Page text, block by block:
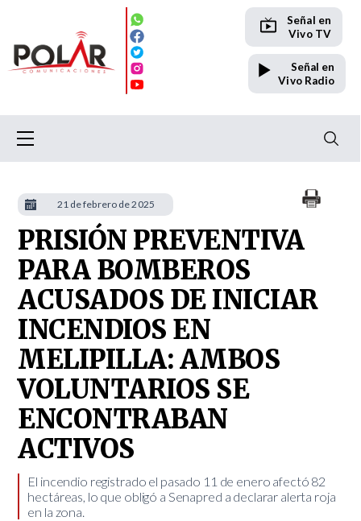
Señal en
Vivo TV
Señal en
Vivo Radio
PRISIÓN PREVENTIVA
PARA BOMBEROS
ACUSADOS DE INICIAR
INCENDIOS EN
MELIPILLA: AMBOS
VOLUNTARIOS SE
ENCONTRABAN
ACTIVOS
El incendio registrado el pasado 11 de enero afectó 82
hectáreas, lo que obligó a Senapred a declarar alerta roja
en la zona. ​
21 de febrero de 2025